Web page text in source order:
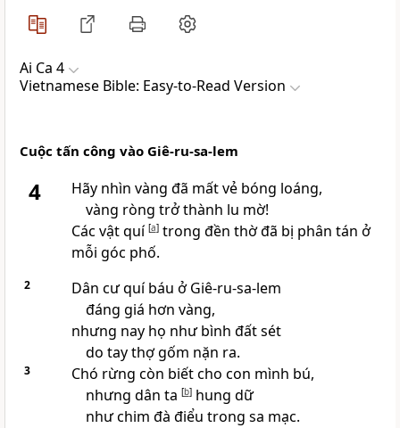
Ai Ca 4
Vietnamese Bible: Easy-to-Read Version
Cuộc tấn công vào Giê-ru-sa-lem
4
Hãy nhìn vàng đã mất vẻ bóng loáng,
vàng ròng trở thành lu mờ!
Các vật quí [a]trong đền thờ đã bị phân tán ở
mỗi góc phố.
2
Dân cư quí báu ở Giê-ru-sa-lem
đáng giá hơn vàng,
nhưng nay họ như bình đất sét
do tay thợ gốm nặn ra.
3
Chó rừng còn biết cho con mình bú,
nhưng dân ta [b]hung dữ
như chim đà điểu trong sa mạc.